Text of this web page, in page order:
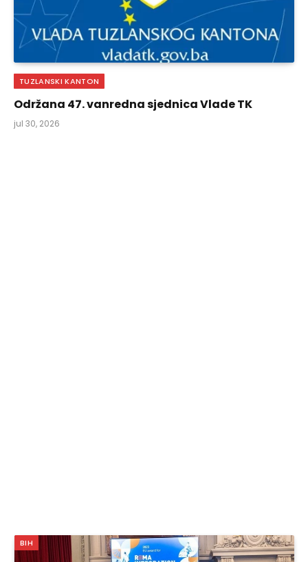
TUZLANSKI KANTON
Održana 47. vanredna sjednica Vlade TK
jul 30, 2026
BIH